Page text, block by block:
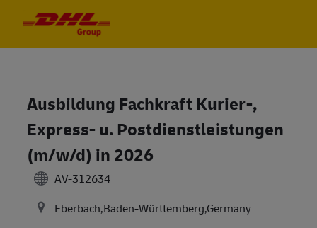
Ausbildung Fachkraft Kurier-,
Express- u. Postdienstleistungen
(m/w/d) in 2026
AV-312634
Eberbach,Baden-Württemberg,Germany